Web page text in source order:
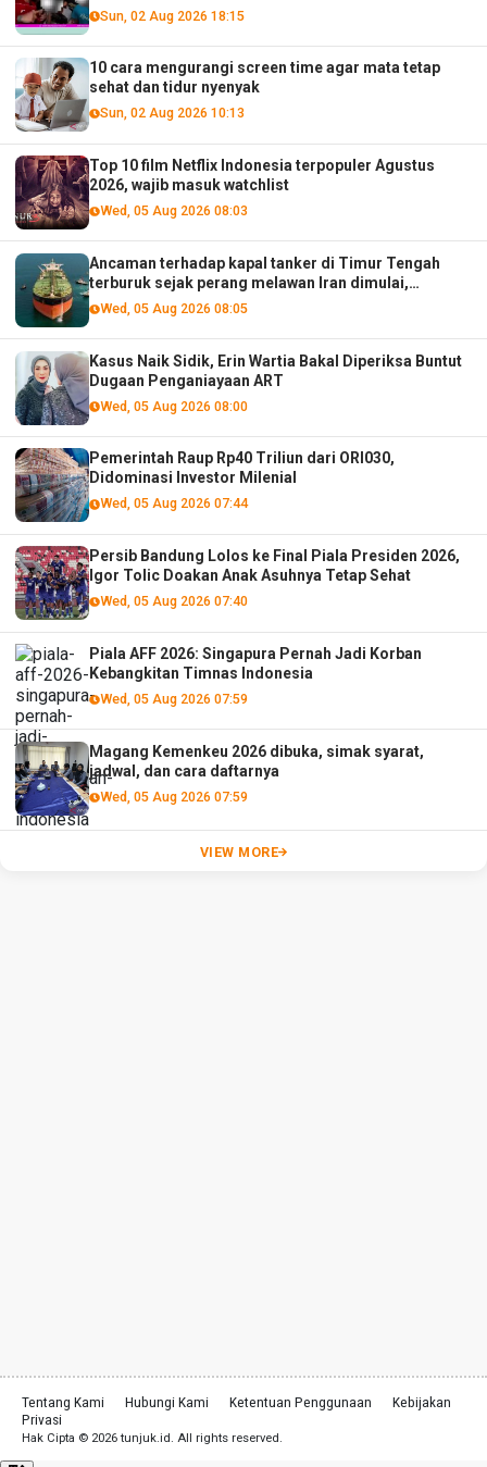
Sun, 02 Aug 2026 18:15
10 cara mengurangi screen time agar mata tetap
sehat dan tidur nyenyak
Sun, 02 Aug 2026 10:13
Top 10 film Netflix Indonesia terpopuler Agustus
2026, wajib masuk watchlist
Wed, 05 Aug 2026 08:03
Ancaman terhadap kapal tanker di Timur Tengah
terburuk sejak perang melawan Iran dimulai,
menurut analis
Wed, 05 Aug 2026 08:05
Kasus Naik Sidik, Erin Wartia Bakal Diperiksa Buntut
Dugaan Penganiayaan ART
Wed, 05 Aug 2026 08:00
Pemerintah Raup Rp40 Triliun dari ORI030,
Didominasi Investor Milenial
Wed, 05 Aug 2026 07:44
Persib Bandung Lolos ke Final Piala Presiden 2026,
Igor Tolic Doakan Anak Asuhnya Tetap Sehat
Wed, 05 Aug 2026 07:40
Piala AFF 2026: Singapura Pernah Jadi Korban
Kebangkitan Timnas Indonesia
Wed, 05 Aug 2026 07:59
Magang Kemenkeu 2026 dibuka, simak syarat,
jadwal, dan cara daftarnya
Wed, 05 Aug 2026 07:59
VIEW MORE
Tentang Kami Hubungi Kami Ketentuan Penggunaan
Kebijakan
Privasi
Hak Cipta © 2026 tunjuk.id. All rights reserved.